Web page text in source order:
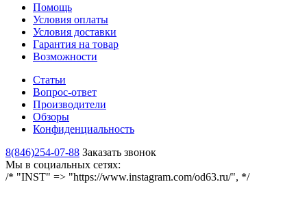
Помощь
Условия оплаты
Условия доставки
Гарантия на товар
Возможности
Статьи
Вопрос-ответ
Производители
Обзоры
Конфиденциальность
8(846)254-07-88 Заказать звонок
Мы в социальных сетях:
/* "INST" => "https://www.instagram.com/od63.ru/", */